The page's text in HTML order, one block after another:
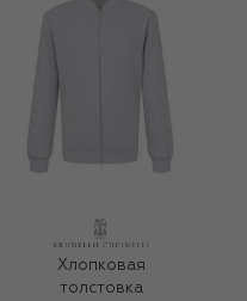
Хлопковая
толстовка